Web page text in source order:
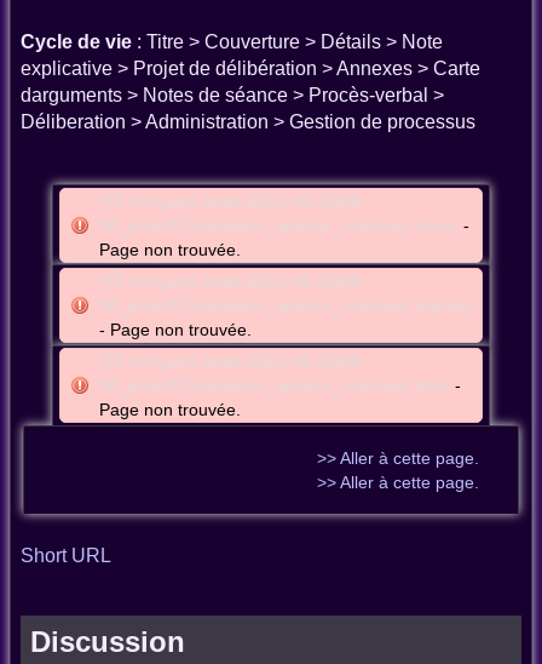
Cycle de vie : Titre > Couverture > Détails > Note
explicative > Projet de délibération > Annexes > Carte
darguments > Notes de séance > Procès-verbal >
Déliberation > Administration > Gestion de processus
f75:cmnparis:meet:2022-05-31t09-
00_gcmnf75parisadm_seance_consmun:cover -
Page non trouvée.
f75:cmnparis:meet:2022-05-31t09-
00_gcmnf75parisadm_seance_consmun:argmap
- Page non trouvée.
f75:cmnparis:meet:2022-05-31t09-
00_gcmnf75parisadm_seance_consmun:bpm -
Page non trouvée.
>> Aller à cette page.
>> Aller à cette page.
Short URL
Discussion